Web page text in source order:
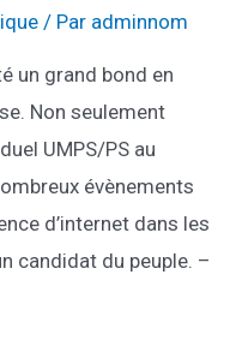
/ Par adminnom
un grand bond en
Non seulement
UMPS/PS au
évènements
d’internet dans les
candidat du peuple. –